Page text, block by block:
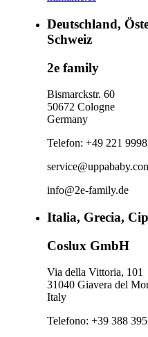
Deutschland,
Schweiz
2e family
Bismarckstr. 60
50672 Cologne
Germany
Telefon: +49 221
info@2e-family.de
Italia, Grecia,
Coslux GmbH
Via della Vittoria, 101
31040 Giavera del
Italy
Telefono: +39 388